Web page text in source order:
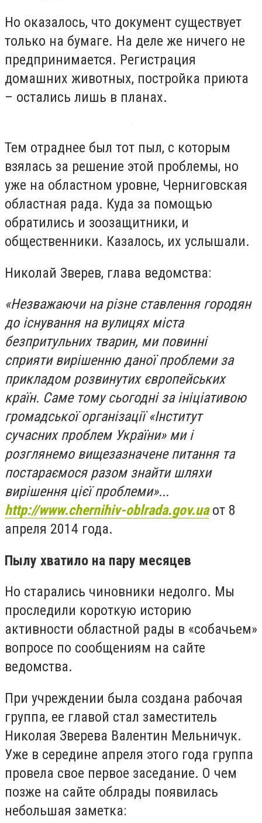
Но оказалось, что документ существует
только на бумаге. На деле же ничего не
предпринимается. Регистрация
домашних животных, постройка приюта
– остались лишь в планах.
Тем отраднее был тот пыл, с которым
взялась за решение этой проблемы, но
уже на областном уровне, Черниговская
областная рада. Куда за помощью
обратились и зоозащитники, и
общественники. Казалось, их услышали.
Николай Зверев, глава ведомства:
«Незважаючи на різне ставлення городян
до існування на вулицях міста
безпритульних тварин, ми повинні
сприяти вирішенню даної проблеми за
прикладом розвинутих європейських
країн. Саме тому сьогодні за ініціативою
громадської організації «Інститут
сучасних проблем України» ми і
розглянемо вищезазначене питання та
постараємося разом знайти шляхи
вирішення цієїпроблеми»...
http://www.chernihiv-oblrada.gov.uaот 8
апреля 2014 года.
Пылу хватило на пару месяцев
Но старались чиновники недолго. Мы
проследили короткую историю
активности областной рады в «собачьем»
вопросе по сообщениям на сайте
ведомства.
При учреждении была создана рабочая
группа, ее главой стал заместитель
Николая Зверева Валентин Мельничук.
Уже в середине апреля этого года группа
провела свое первое заседание. О чем
позже на сайте облрады появилась
небольшая заметка: